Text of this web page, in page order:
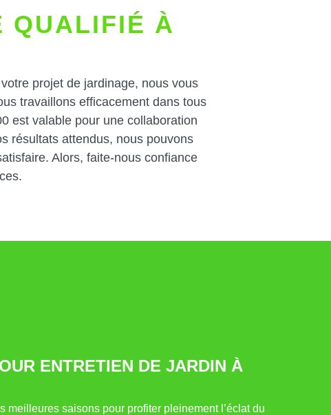
QUALIFIÉ À
projet de jardinage, nous vous
travaillons efficacement dans tous
est valable pour une collaboration
résultats attendus, nous pouvons
Alors, faite-nous confiance
ENTRETIEN DE JARDIN À
meilleures saisons pour profiter pleinement l’éclat du